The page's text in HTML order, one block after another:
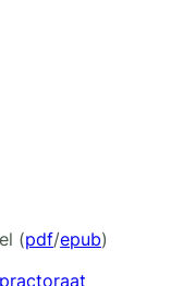
(pdf/epub)